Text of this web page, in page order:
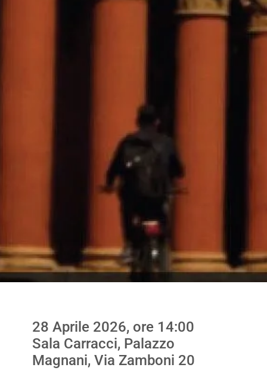
28 Aprile 2026, ore 14:00
Sala Carracci, Palazzo
Magnani, Via Zamboni 20